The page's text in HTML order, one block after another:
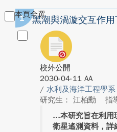
本頁全選
1 黑潮與渦漩交互作
校外公開
2030-04-11 AA
/ 水利及海洋工程學系
研究生： 江柏勳
指
本研究旨在利用
衛星遙測資料，詳